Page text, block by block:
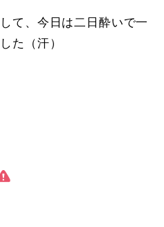
て、今日は二日酔いで一
た（汗）